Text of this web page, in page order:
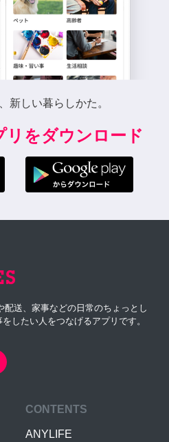
新しい暮らしかた。
リをダウンロード
送、家事などの日常のちょっとし
したい人をつなげるアプリです。
CONTENTS
ANYLIFE